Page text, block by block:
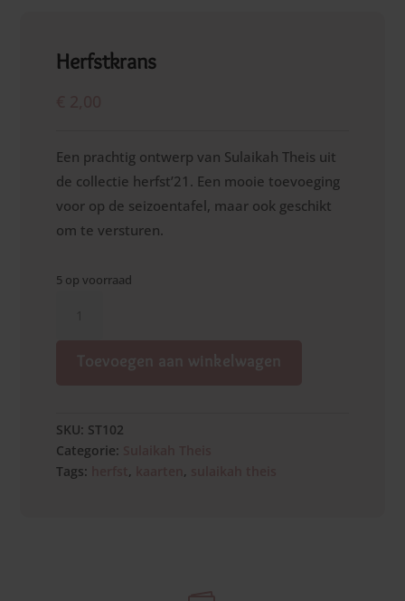
Herfstkrans
Een prachtig ontwerp van Sulaikah Theis uit
de collectie herfst’21. Een mooie toevoeging
voor op de seizoentafel, maar ook geschikt
om te versturen.
5 op voorraad
SKU: ST102
Categorie:
Tags:
, ,